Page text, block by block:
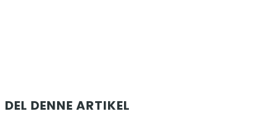
DEL DENNE ARTIKEL